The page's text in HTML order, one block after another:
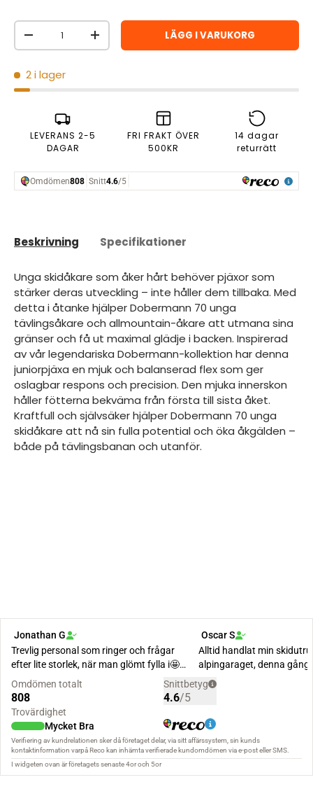
Antal
MINSKA ANTALÖKA ANTAL LÄGG I VARUKORG
2 i lager
LEVERANS 2-5
DAGAR
FRI FRAKT ÖVER
500KR
14 dagar
returrätt
Beskrivning Specifikationer
Unga skidåkare som åker hårt behöver pjäxor som
stärker deras utveckling – inte håller dem tillbaka. Med
detta i åtanke hjälper Dobermann 70 unga
tävlingsåkare och allmountain-åkare att utmana sina
gränser och få ut maximal glädje i backen. Inspirerad
av vår legendariska Dobermann-kollektion har denna
juniorpjäxa en mjuk och balanserad flex som ger
oslagbar respons och precision. Den mjuka innerskon
håller fötterna bekväma från första till sista åket.
Kraftfull och självsäker hjälper Dobermann 70 unga
skidåkare att nå sin fulla potential och öka åkgälden –
både på tävlingsbanan och utanför.